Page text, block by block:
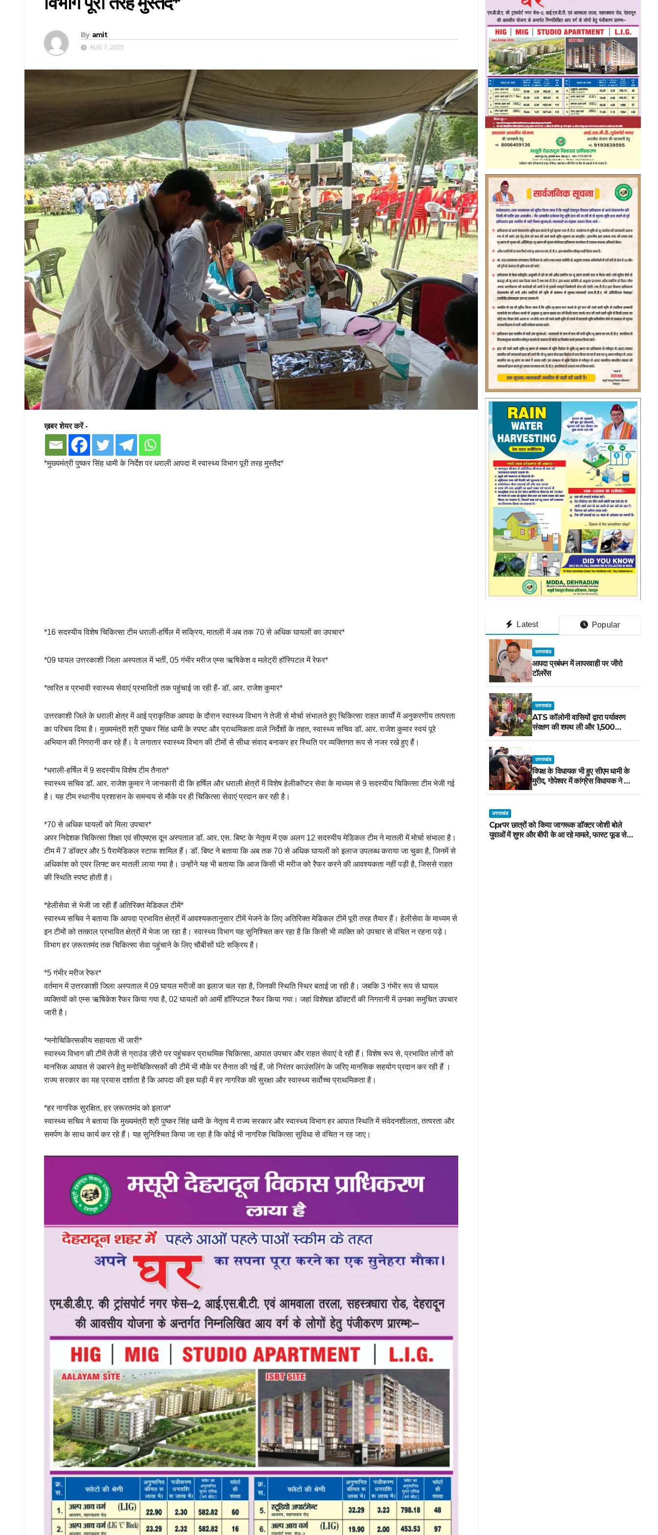
By amit
AUG 7, 2025
ख़बर शेयर करें -
*मुख्यमंत्री पुष्कर सिंह धामी के निर्देश पर धराली आपदा में स्वास्थ्य विभाग पूरी तरह मुस्तैद*
*16 सदस्यीय विशेष चिकित्सा टीम धराली-हर्षिल में सक्रिय, मातली में अब तक 70 से अधिक घायलों का उपचार*
*09 घायल उत्तरकाशी जिला अस्पताल में भर्ती, 05 गंभीर मरीज एम्स ऋषिकेश व मलेट्री हॉस्पिटल में रेफर*
*त्वरित व प्रभावी स्वास्थ्य सेवाएं प्रभावितों तक पहुंचाई जा रही हैं- डॉ. आर. राजेश कुमार*
उत्तरकाशी जिले के धराली क्षेत्र में आई प्राकृतिक आपदा के दौरान स्वास्थ्य विभाग ने तेजी से मोर्चा संभालते हुए चिकित्सा राहत कार्यों में अनुकरणीय तत्परता
का परिचय दिया है। मुख्यमंत्री श्री पुष्कर सिंह धामी के स्पष्ट और प्राथमिकता वाले निर्देशों के तहत, स्वास्थ्य सचिव डॉ. आर. राजेश कुमार स्वयं पूरे
अभियान की निगरानी कर रहे हैं। वे लगातार स्वास्थ्य विभाग की टीमों से सीधा संवाद बनाकर हर स्थिति पर व्यक्तिगत रूप से नजर रखे हुए हैं।
*धराली-हर्षिल में 9 सदस्यीय विशेष टीम तैनात*
स्वास्थ्य सचिव डॉ. आर. राजेश कुमार ने जानकारी दी कि हर्षिल और धराली क्षेत्रों में विशेष हेलीकॉप्टर सेवा के माध्यम से 9 सदस्यीय चिकित्सा टीम भेजी गई
है। यह टीम स्थानीय प्रशासन के समन्वय से मौके पर ही चिकित्सा सेवाएं प्रदान कर रही है।
*70 से अधिक घायलों को मिला उपचार*
अपर निदेशक चिकित्सा शिक्षा एवं सीएमएस दून अस्पताल डॉ. आर. एस. बिष्ट के नेतृत्व में एक अलग 12 सदस्यीय मेडिकल टीम ने मातली में मोर्चा संभाला है।
टीम में 7 डॉक्टर और 5 पैरामेडिकल स्टाफ शामिल हैं। डॉ. बिष्ट ने बताया कि अब तक 70 से अधिक घायलों को इलाज उपलब्ध कराया जा चुका है, जिनमें से
अधिकांश को एयर लिफ्ट कर मातली लाया गया है। उन्होंने यह भी बताया कि आज किसी भी मरीज को रैफर करने की आवश्यकता नहीं पड़ी है, जिससे राहत
की स्थिति स्पष्ट होती है।
*हेलीसेवा से भेजी जा रही हैं अतिरिक्त मेडिकल टीमें*
स्वास्थ्य सचिव ने बताया कि आपदा प्रभावित क्षेत्रों में आवश्यकतानुसार टीमें भेजने के लिए अतिरिक्त मेडिकल टीमें पूरी तरह तैयार हैं। हेलीसेवा के माध्यम से
इन टीमों को तत्काल प्रभावित क्षेत्रों में भेजा जा रहा है। स्वास्थ्य विभाग यह सुनिश्चित कर रहा है कि किसी भी व्यक्ति को उपचार से वंचित न रहना पड़े।
विभाग हर ज़रूरतमंद तक चिकित्सा सेवा पहुंचाने के लिए चौबीसों घंटे सक्रिय है।
*5 गंभीर मरीज रेफर*
वर्तमान में उत्तरकाशी जिला अस्पताल में 09 घायल मरीजों का इलाज चल रहा है, जिनकी स्थिति स्थिर बताई जा रही है। जबकि 3 गंभीर रूप से घायल
व्यक्तियों को एम्स ऋषिकेश रैफर किया गया है, 02 घायलों को आर्मी हॉस्पिटल रैफर किया गया। जहां विशेषज्ञ डॉक्टरों की निगरानी में उनका समुचित उपचार
जारी है।
*मनोचिकित्सकीय सहायता भी जारी*
स्वास्थ्य विभाग की टीमें तेजी से ग्राउंड ज़ीरो पर पहुंचकर प्राथमिक चिकित्सा, आपात उपचार और राहत सेवाएं दे रही हैं। विशेष रूप से, प्रभावित लोगों को
मानसिक आघात से उबारने हेतु मनोचिकित्सकों की टीमें भी मौके पर तैनात की गई हैं, जो निरंतर काउंसलिंग के जरिए मानसिक सहयोग प्रदान कर रही हैं ।
राज्य सरकार का यह प्रयास दर्शाता है कि आपदा की इस घड़ी में हर नागरिक की सुरक्षा और स्वास्थ्य सर्वोच्च प्राथमिकता है।
*हर नागरिक सुरक्षित, हर ज़रूरतमंद को इलाज*
स्वास्थ्य सचिव ने बताया कि मुख्यमंत्री श्री पुष्कर सिंह धामी के नेतृत्व में राज्य सरकार और स्वास्थ्य विभाग हर आपात स्थिति में संवेदनशीलता, तत्परता और
समर्पण के साथ कार्य कर रहे हैं। यह सुनिश्चित किया जा रहा है कि कोई भी नागरिक चिकित्सा सुविधा से वंचित न रह जाए।
Latest Popular
उत्तराखंड
आपदा प्रबंधन में लापरवाही पर जीरो
टॉलरेंस
उत्तराखंड
ATS कॉलोनी वासियों द्वारा पर्यावरण
संरक्षण की शपथ ली और 1,500
पौधरोपण किया
उत्तराखंड
विपक्ष के विधायक भी हुए सीएम धामी के
मुरीद, गोपेश्वर में कांग्रेस विधायक ने मंच
से की खुलकर तारीफ*
उत्तराखंड
Cprपर छात्रों को किया जागरूक डॉक्टर जोशी बोले
युवाओं में शुगर और बीपी के आ रहे मामले, फास्ट फूड से